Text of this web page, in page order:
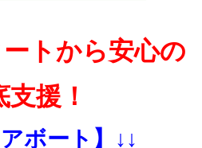
トから安心の
支援！
ボート】↓↓